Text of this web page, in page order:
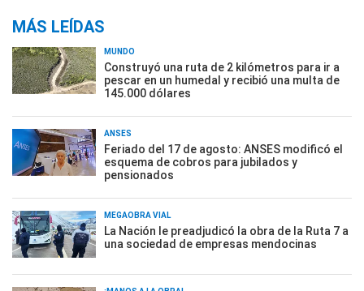
MÁS LEÍDAS
MUNDO
Construyó una ruta de 2 kilómetros para ir a
pescar en un humedal y recibió una multa de
145.000 dólares
ANSES
Feriado del 17 de agosto: ANSES modificó el
esquema de cobros para jubilados y
pensionados
MEGAOBRA VIAL
La Nación le preadjudicó la obra de la Ruta 7 a
una sociedad de empresas mendocinas